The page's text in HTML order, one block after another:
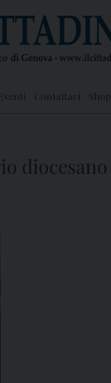
Contattaci Shop
diocesano